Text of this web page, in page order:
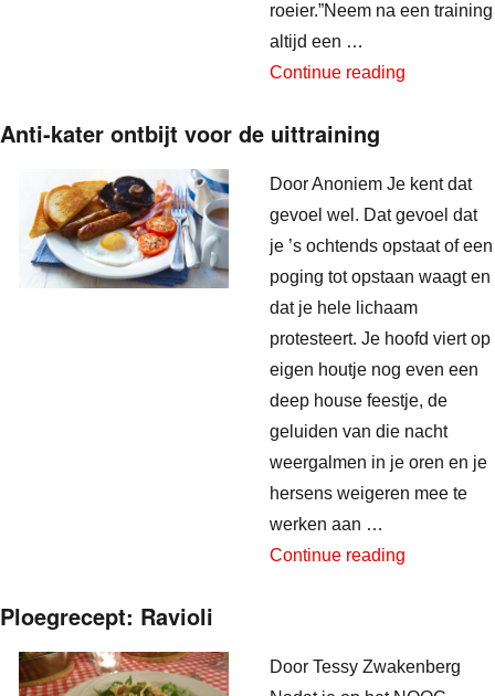
roeier.”Neem na een training
altijd een …
Continue reading
Anti-kater ontbijt voor de uittraining
Door Anoniem Je kent dat
gevoel wel. Dat gevoel dat
je ’s ochtends opstaat of een
poging tot opstaan waagt en
dat je hele lichaam
protesteert. Je hoofd viert op
eigen houtje nog even een
deep house feestje, de
geluiden van die nacht
weergalmen in je oren en je
hersens weigeren mee te
werken aan …
Continue reading
Ploegrecept: Ravioli
Door Tessy Zwakenberg